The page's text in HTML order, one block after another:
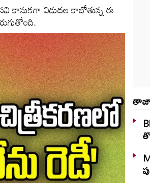
కానుకగా విడుదల కాబోతున్న ఈ
తాజా